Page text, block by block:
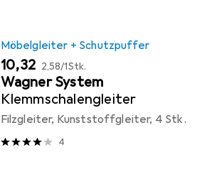
Möbelgleiter + Schutzpuffer
EUR
10,32 EUR
2,58/1Stk.
Wagner System
Klemmschalengleiter
Filzgleiter, Kunststoffgleiter, 4 Stk.
4